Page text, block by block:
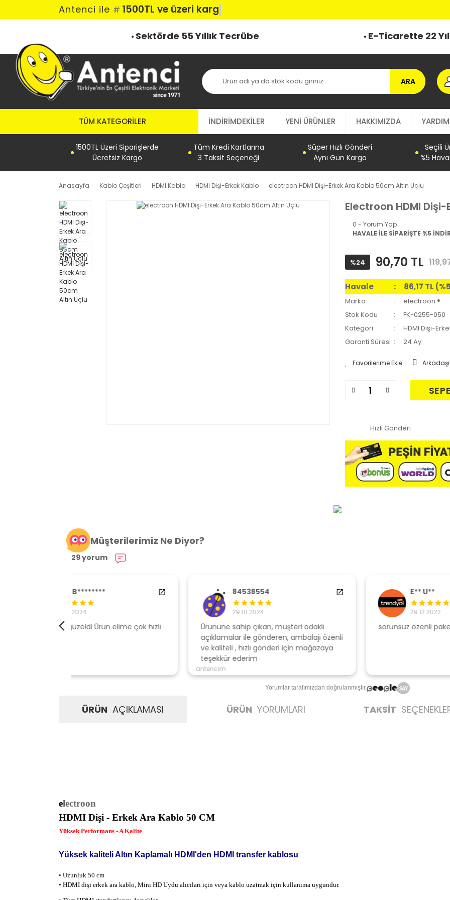
Antenci ile # 1500TL ve üzeri kargo b
Sektörde 55 Yıllık Tecrübe E-Ticarette 22
ARA
TÜM KATEGORILER İNDİRİMDEKİLER YENİ ÜRÜNLER HAKKIMIZDA YARDIM
1500TL Üzeri Siparişlerde
Ücretsiz Kargo
Tüm Kredi Kartlarına
3 Taksit Seçeneği
Süper Hızlı Gönderi
Aynı Gün Kargo
Seçili
%5
Anasayfa Kablo Çeşitleri HDMI Kablo HDMI Dişi-Erkek Kablo electroon HDMI Dişi-Erkek Ara Kablo 50cm Altın Uçlu
Electroon HDMI
0 - Yorum Yap
HAVALE İLE SİPARİŞTE %5
%24 90,70 TL
Havale 86,17 TL
Marka
electroon ®
Stok Kodu
FK-0255-050
Kategori
HDMI Dişi-
Garanti Süresi
24 Ay
Hızlı Gönderi
Müşterilerimiz Ne Diyor?
29 yorum
Ürününe sahip çıkan, müşteri odaklı
açıklamalar ile gönderen, ambalajı özenli
ve kaliteli , hızlı gönderi için mağazaya
sorunsuz ozenli paketleme
Yorumlar tarafımızdan doğrulanmıştır.
ÜRÜN AÇIKLAMASI ÜRÜN YORUMLARI TAKSİT
electroon
HDMI Dişi - Erkek Ara Kablo 50 CM
Yüksek Performans - A Kalite
Yüksek kaliteli Altın Kaplamalı HDMI'den HDMI transfer kablosu
• Uzunluk 50 cm
• HDMI dişi erkek ara kablo, Mini HD Uydu alıcıları için veya kablo uzatmak için kullanıma uygundur.